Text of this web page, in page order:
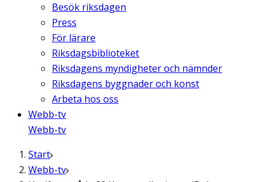
Besök riksdagen
Press
För lärare
Riksdagsbiblioteket
Riksdagens myndigheter och nämnder
Riksdagens byggnader och konst
Arbeta hos oss
Webb-tv
Webb-tv
Start
Webb-tv